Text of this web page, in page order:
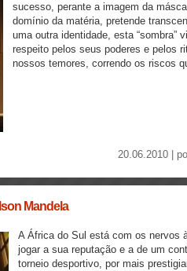
sucesso, perante a imagem da
domínio da matéria, pretende
uma outra identidade, esta “sombra”
respeito pelos seus poderes e pelos
nossos temores, correndo os riscos
20.06.2010 |
Mandela
A África do Sul está com os nervos
jogar a sua reputação e a de um
torneio desportivo, por mais